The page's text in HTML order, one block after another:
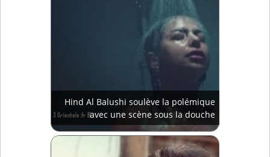
Hind Al Balushi soulève la polémique
avec une scène sous la douche